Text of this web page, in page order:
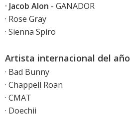
· Jacob Alon - GANADOR
· Rose Gray
· Sienna Spiro
Artista internacional del año
· Bad Bunny
· Chappell Roan
· CMAT
· Doechii